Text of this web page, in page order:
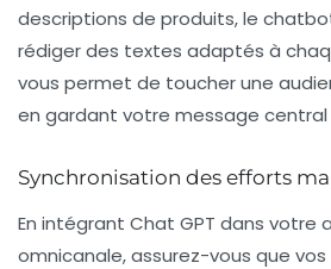
descriptions de produits, le
rédiger des textes adaptés à
vous permet de toucher une
en gardant votre message
Synchronisation des efforts
En intégrant Chat GPT dans votre
omnicanale, assurez-vous que